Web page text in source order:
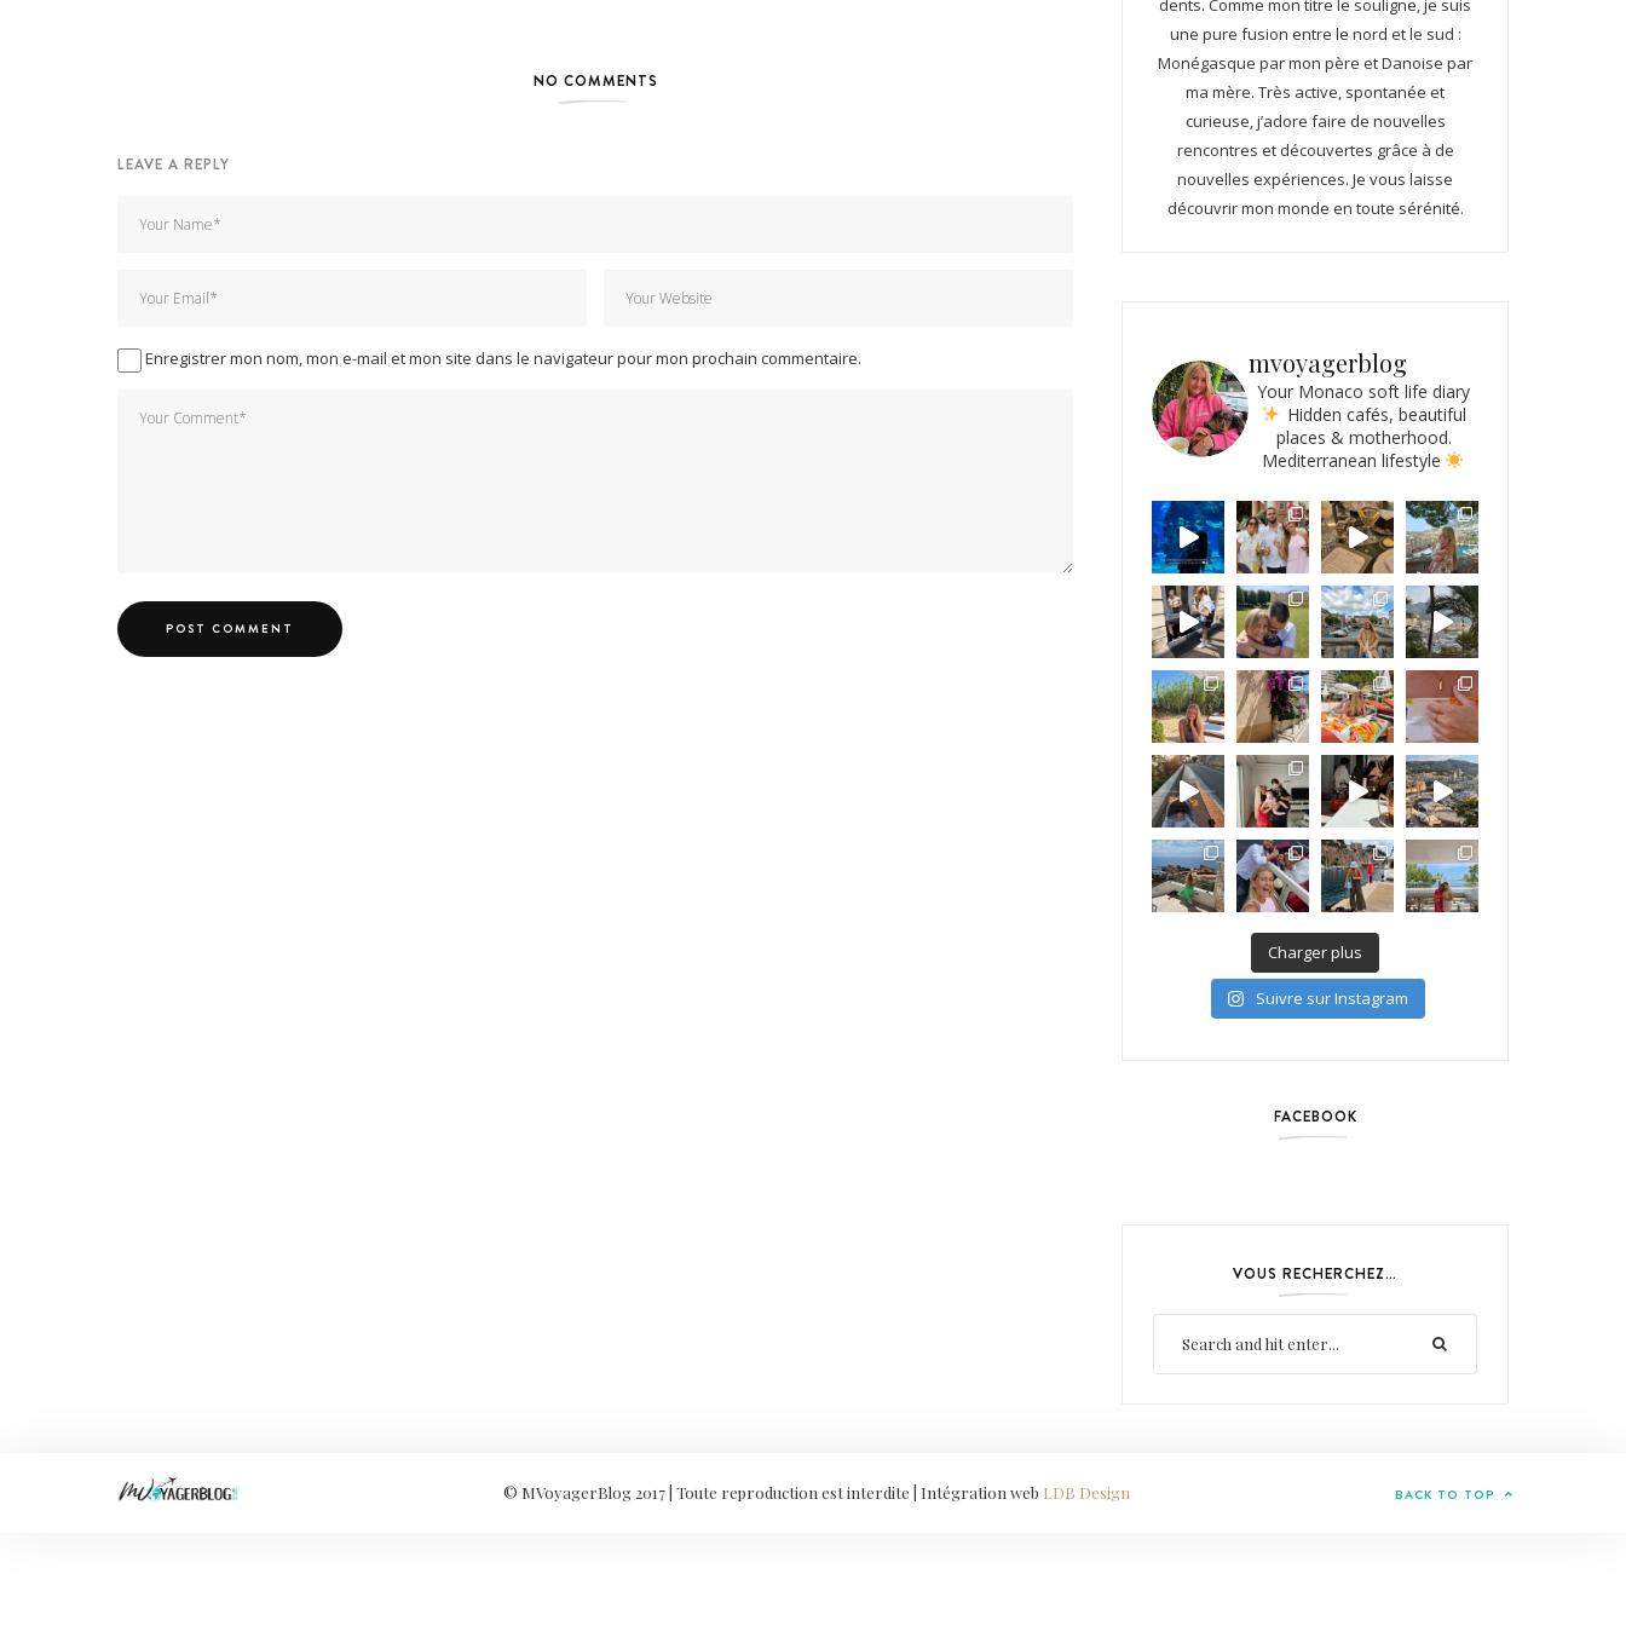
NO COMMENTS
LEAVE A REPLY
Enregistrer mon nom, mon e-mail et mon site dans le navigateur pour mon prochain commentaire.
dents. Comme mon titre le souligne, je suis
une pure fusion entre le nord et le sud :
Monégasque par mon père et Danoise par
ma mère. Très active, spontanée et
curieuse, j’adore faire de nouvelles
rencontres et découvertes grâce à de
nouvelles expériences. Je vous laisse
découvrir mon monde en toute sérénité.
mvoyagerblog
Your Monaco soft life diary
Hidden cafés, beautiful
places & motherhood.
Mediterranean lifestyle
Charger plus
Suivre sur Instagram
FACEBOOK
VOUS RECHERCHEZ…
© MVoyagerBlog 2017 | Toute reproduction est interdite | Intégration web LDB Design BACK TO TOP